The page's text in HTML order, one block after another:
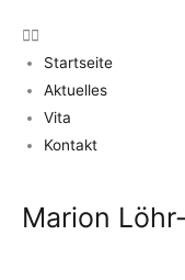
Startseite
Aktuelles
Vita
Kontakt
Marion